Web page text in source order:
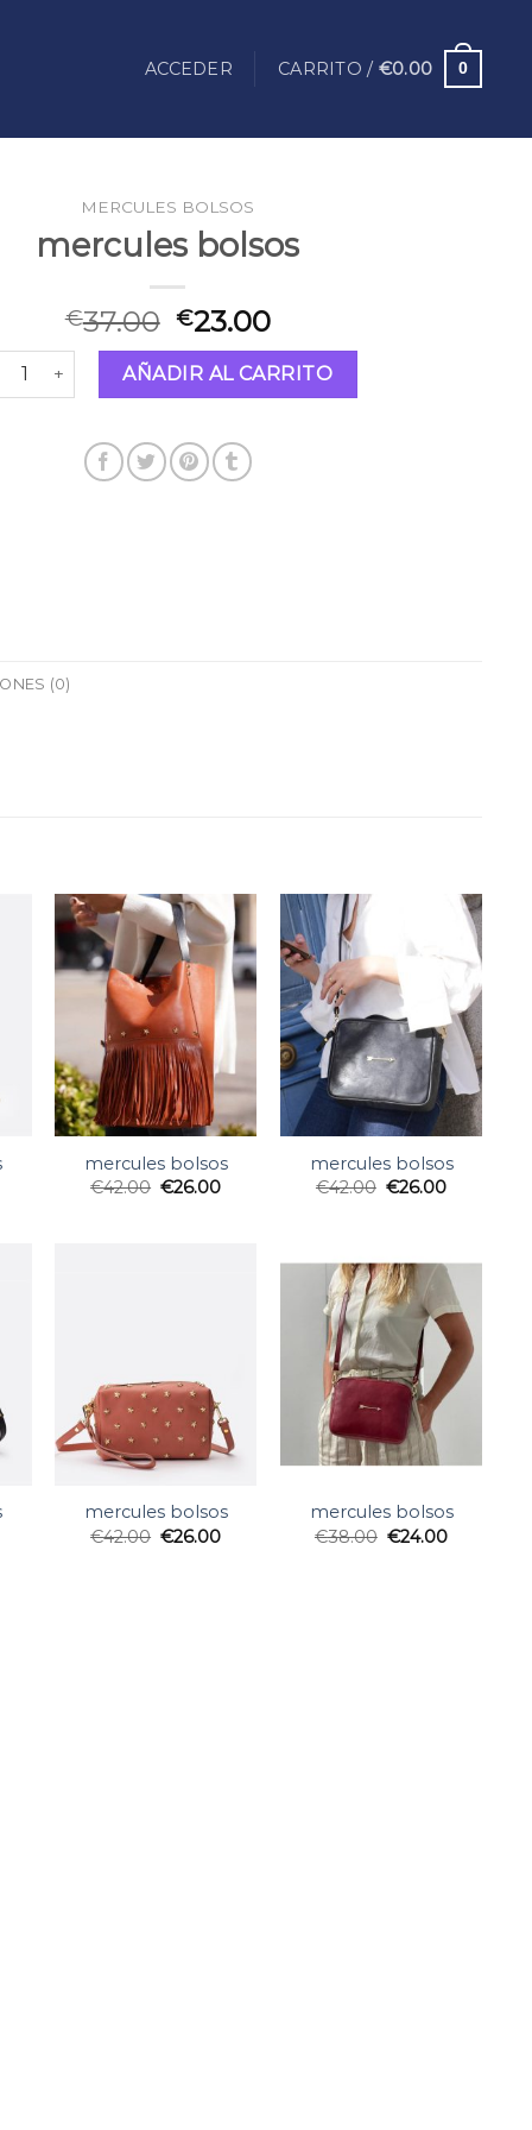
ACCEDER CARRITO / €0.00 0
MERCULES BOLSOS
mercules bolsos
€37.00 €23.00
bolsos cantidad
AÑADIR AL CARRITO
(0)
mercules bolsos
€42.00 €26.00
mercules bolsos
€42.00 €26.00
mercules bolsos
€42.00 €26.00
mercules bolsos
€38.00 €24.00